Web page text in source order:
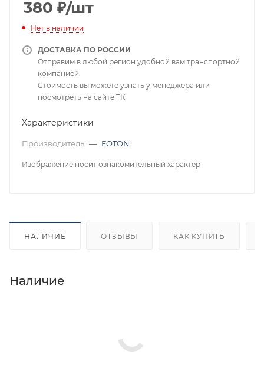
380 ₽/шт
Нет в наличии
ДОСТАВКА ПО РОССИИ
Отправим в любой регион удобной вам транспортной
компанией.
Стоимость вы можете узнать у менеджера или
посмотреть на сайте ТК
Характеристики
Производитель — FOTON
Изображение носит ознакомительный характер
НАЛИЧИЕ ОТЗЫВЫ КАК КУПИТЬ
Наличие